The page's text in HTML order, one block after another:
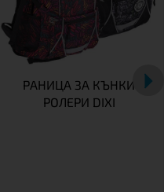
РАНИЦА ЗА КЪНКИ
РОЛЕРИ DIXI